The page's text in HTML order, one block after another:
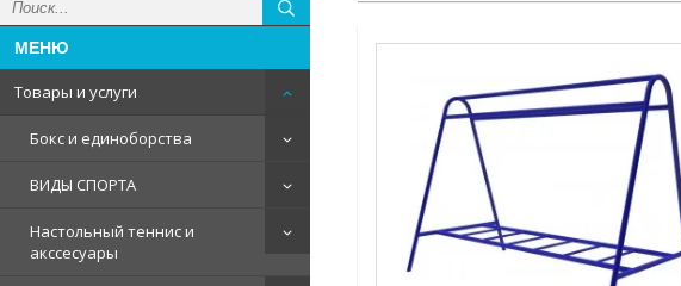
Товары и услуги
Бокс и единоборства
ВИДЫ СПОРТА
Настольный теннис и
акссесуары